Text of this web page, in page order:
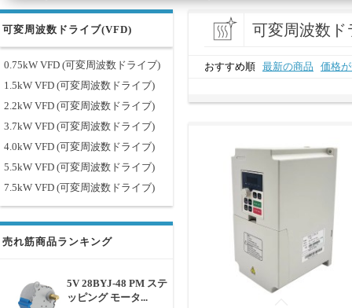
可変周波数ドライブ(VFD)
0.75kW VFD (可変周波数ドライブ)
1.5kW VFD (可変周波数ドライブ)
2.2kW VFD (可変周波数ドライブ)
3.7kW VFD (可変周波数ドライブ)
4.0kW VFD (可変周波数ドライブ)
5.5kW VFD (可変周波数ドライブ)
7.5kW VFD (可変周波数ドライブ)
売れ筋商品ランキング
5V 28BYJ-48 PM ステ
ッピング モータ...
可変周波数ド
おすすめ順 最新の商品 価格